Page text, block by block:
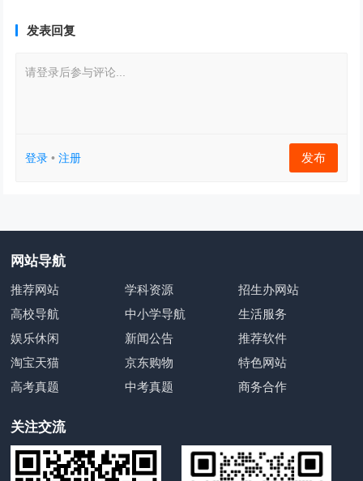
发表回复
请登录后参与评论...
登录 •注册 发布
网站导航
推荐网站 学科资源
招生办网站
高校导航
中小学导航
生活服务
娱乐休闲
新闻公告
推荐软件
淘宝天猫
京东购物
特色网站
高考真题
中考真题 商务合作
关注交流